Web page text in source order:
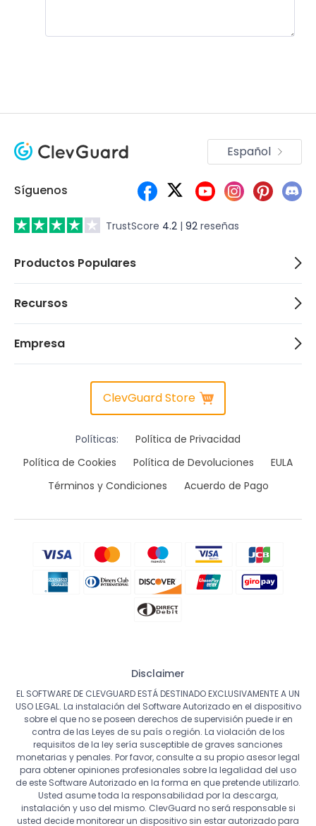
TrustScore 4.2 | 92 reseñas
Síguenos
Español
Productos Populares
Recursos
Empresa
ClevGuard Store
Políticas:
Política de Privacidad
Política de Cookies
Política de Devoluciones
EULA
Términos y Condiciones
Acuerdo de Pago
Disclaimer
EL SOFTWARE DE CLEVGUARD ESTÁ DESTINADO EXCLUSIVAMENTE A UN
USO LEGAL. La instalación del Software Autorizado en el dispositivo
sobre el que no se poseen derechos de supervisión puede ir en
contra de las Leyes de su país o región. La violación de los
requisitos de la ley sería susceptible de graves sanciones
monetarias y penales. Por favor, consulte a su propio asesor legal
para obtener opiniones profesionales sobre la legalidad del uso
de este Software Autorizado en la forma en que pretende utilizarlo.
Usted asume toda la responsabilidad por la descarga,
instalación y uso del mismo. ClevGuard no será responsable si
usted decide monitorear un dispositivo sin estar autorizado para